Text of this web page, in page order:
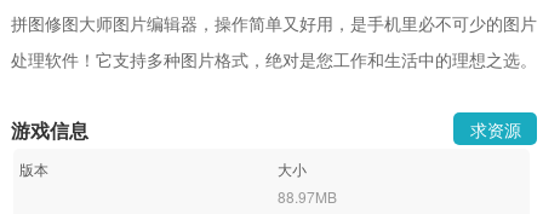
拼图修图大师图片编辑器，操作简单又好用，是手机里必不可少的图片
处理软件！它支持多种图片格式，绝对是您工作和生活中的理想之选。
游戏信息 求资源
版本
大小
88.97MB